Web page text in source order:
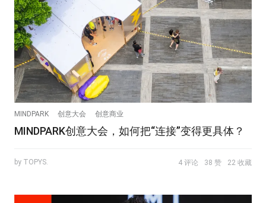
MINDPARK 创意大会 创意商业
MINDPARK创意大会，如何把“连接”变得更具体？
by TOPYS. 4 评论 38 赞 22 收藏